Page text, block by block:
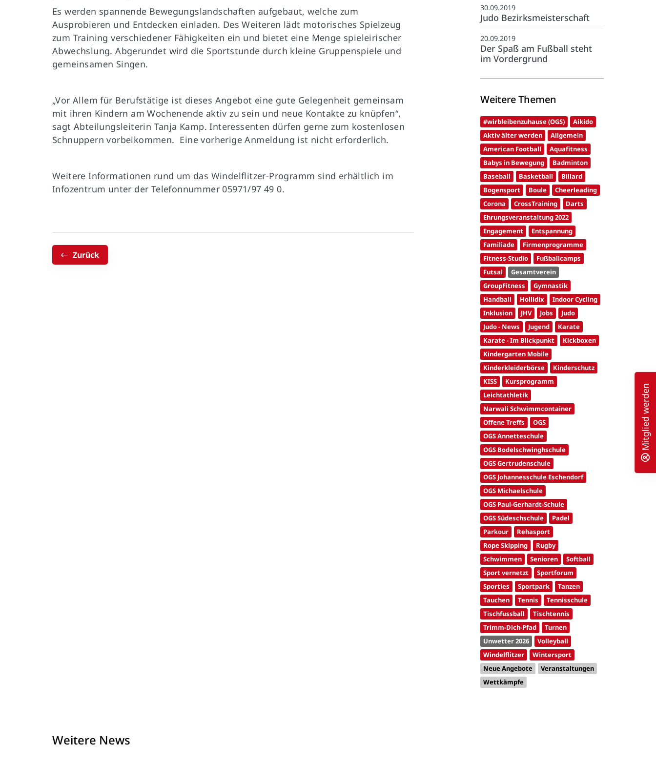
Es werden spannende Bewegungslandschaften aufgebaut, welche zum
Ausprobieren und Entdecken einladen. Des Weiteren lädt motorisches Spielzeug
zum Training verschiedener Fähigkeiten ein und bietet eine Menge spieleirischer
Abwechslung. Abgerundet wird die Sportstunde durch kleine Gruppenspiele und
gemeinsamen Singen.
„Vor Allem für Berufstätige ist dieses Angebot eine gute Gelegenheit gemeinsam
mit ihren Kindern am Wochenende aktiv zu sein und neue Kontakte zu knüpfen“,
sagt Abteilungsleiterin Tanja Kamp. Interessenten dürfen gerne zum kostenlosen
Schnuppern vorbeikommen. Eine vorherige Anmeldung ist nicht erforderlich.
Weitere Informationen rund um das Windelflitzer-Programm sind erhältlich im
Infozentrum unter der Telefonnummer 05971/97 49 0.
Zurück
30.09.2019
Judo Bezirksmeisterschaft
20.09.2019
Der Spaß am Fußball steht
im Vordergrund
Weitere Themen
#wirbleibenzuhause (OGS)
Aikido
Aktiv älter werden
Allgemein
American Football
Aquafitness
Babys in Bewegung
Badminton
Baseball
Basketball
Billard
Bogensport
Boule
Cheerleading
Corona
CrossTraining
Darts
Ehrungsveranstaltung 2022
Engagement
Entspannung
Familiade
Firmenprogramme
Fitness-Studio
Fußballcamps
Futsal
Gesamtverein
GroupFitness
Gymnastik
Handball
Hollidix
Indoor Cycling
Inklusion
JHV Jobs
Judo
Judo - News
Jugend
Karate
Karate - Im Blickpunkt
Kickboxen
Kindergarten Mobile
Kinderkleiderbörse
Kinderschutz
KISS
Kursprogramm
Leichtathletik
Narwali Schwimmcontainer
Offene Treffs
OGS
OGS Annetteschule
OGS Bodelschwinghschule
OGS Gertrudenschule
OGS Johannesschule Eschendorf
OGS Michaelschule
OGS Paul-Gerhardt-Schule
OGS Südeschschule
Padel
Parkour
Rehasport
Rope Skipping
Rugby
Schwimmen
Senioren
Softball
Sport vernetzt
Sportforum
Sporties
Sportpark
Tanzen
Tauchen
Tennis
Tennisschule
Tischfussball
Tischtennis
Trimm-Dich-Pfad
Turnen
Unwetter 2026
Volleyball
Windelflitzer
Wintersport
Neue Angebote
Veranstaltungen
Wettkämpfe
Weitere News
Mitglied werden